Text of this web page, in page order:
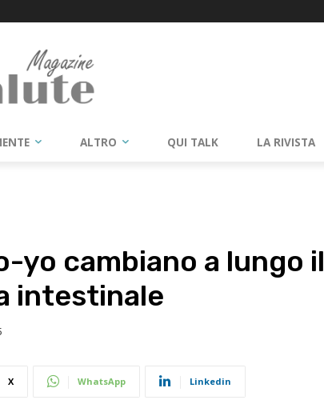
ALTRO QUI TALK LA RIVISTA
yo cambiano a lungo il
intestinale
X WhatsApp Linkedin